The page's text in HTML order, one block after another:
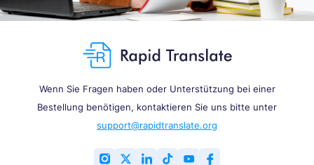
Wenn Sie Fragen haben oder Unterstützung bei einer
Bestellung benötigen, kontaktieren Sie uns bitte unter
support@rapidtranslate.org